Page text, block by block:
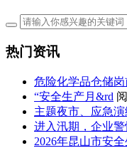
热门资讯
危险化学品仓储
“安全生产月&rd
主题夜市、应急演
进入汛期，企业
2026年昆山市安